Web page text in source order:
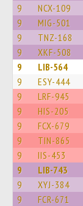
9 NCX-109
9 MIG-501
9 TNZ-168
9 XKF-508
9 LIB-564
9 ESY-444
9 LRF-945
9 HIS-205
9 FCX-679
9 TIN-865
9 IIS-453
9 LIB-743
9 XYJ-384
9 FCR-671